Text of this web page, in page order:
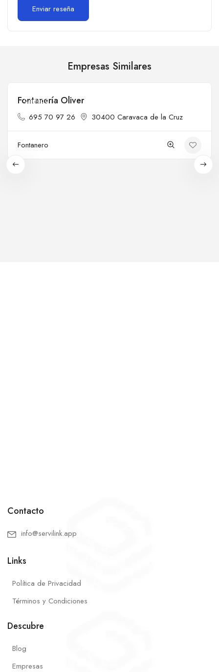
Empresas Similares
Cerrado
Fontanería Oliver
695 70 97 26 30400 Caravaca de la Cruz
Fontanero
Contacto
info@servilink.app
Links
Política de Privacidad
Términos y Condiciones
Descubre
Blog
Empresas